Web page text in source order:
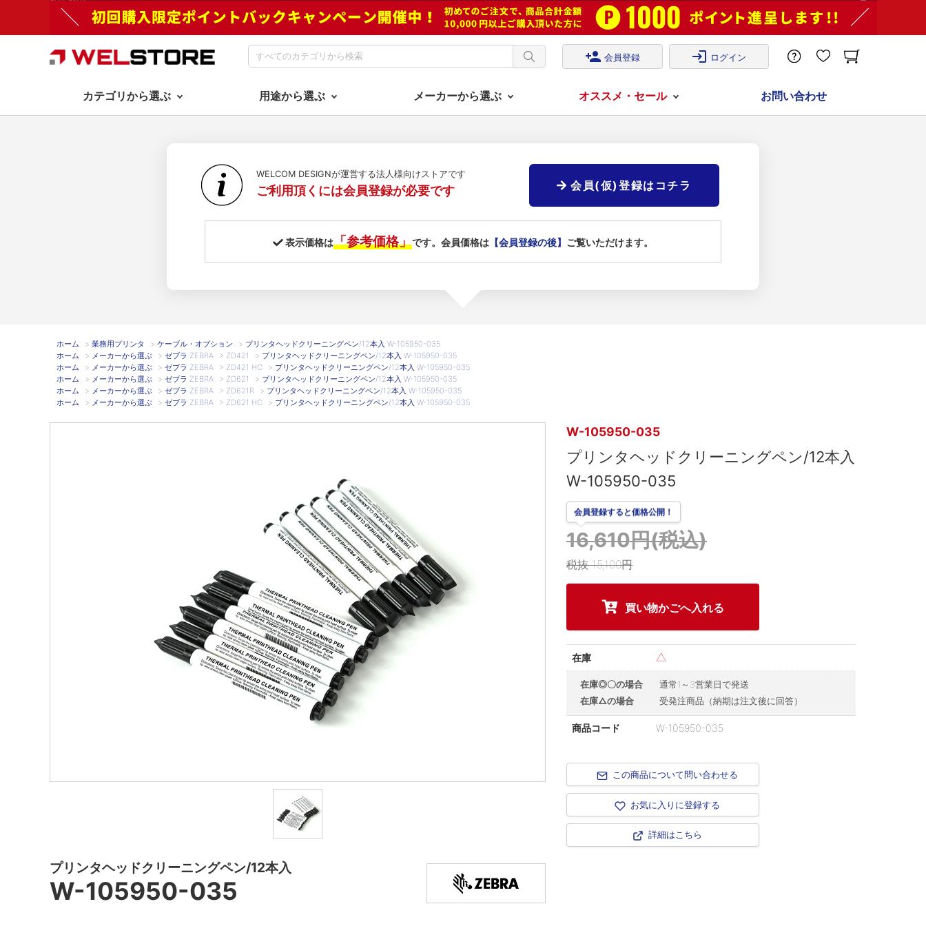
person_add 会員登録 login ログイン
カテゴリから選ぶ 用途から選ぶ メーカーから選ぶ オススメ・セール お問い合わせ
WELCOM DESIGNが運営する法人様向けストアです
ご利用頂くには会員登録が必要です 会員(仮)登録はコチラ
表示価格は「参考価格」です。会員価格は【会員登録の後】 ご覧いただけます。
ホーム > 業務用プリンタ > ケーブル・オプション > プリンタヘッドクリーニングペン/12本入 W-105950-035
ホーム
> メーカーから選ぶ > ゼブラ ZEBRA > ZD421 > プリンタヘッドクリーニングペン/12本入 W-105950-035
ホーム
> メーカーから選ぶ > ゼブラ ZEBRA > ZD421 HC > プリンタヘッドクリーニングペン/12本入 W-105950-035
ホーム
> メーカーから選ぶ > ゼブラ ZEBRA > ZD621 > プリンタヘッドクリーニングペン/12本入 W-105950-035
ホーム
> メーカーから選ぶ > ゼブラ ZEBRA > ZD621R > プリンタヘッドクリーニングペン/12本入 W-105950-035
ホーム
> メーカーから選ぶ > ゼブラ ZEBRA > ZD621 HC > プリンタヘッドクリーニングペン/12本入 W-105950-035
プリンタヘッドクリーニングペン/12本入
W-105950-035
W-105950-035
プリンタヘッドクリーニングペン/12本入
W-105950-035
16,610円(税込)
会員登録すると価格公開！
税抜 15,100円
商品コード W-105950-035
在庫◎〇の場合
通常1～3営業日で発送
在庫△の場合
受発注商品（納期は注文後に回答）
在庫 △
買い物かごへ入れる
この商品について問い合わせる
お気に入りに登録する
詳細はこちら